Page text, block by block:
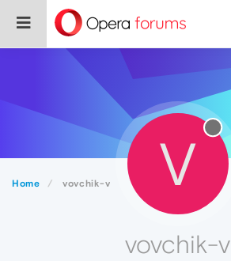
Home vovchik-v V
vovchik-v